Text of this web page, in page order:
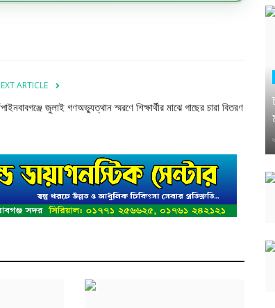
ARTICLE
জুলাই গণঅভ্যুত্থান স্মরণে শিক্ষার্থীর মাঝে গাছের চারা বিতরণ